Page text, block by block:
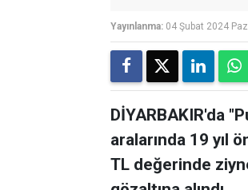
Yayınlanma: 04 Şubat 2024
DİYARBAKIR'da
aralarında 19 yıl
TL değerinde